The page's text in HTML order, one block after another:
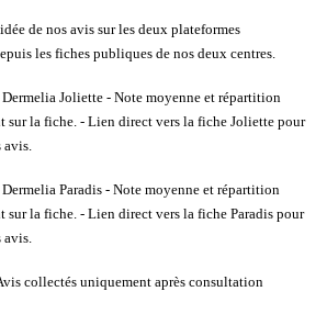
de nos avis sur les deux plateformes
les fiches publiques de nos deux centres.
Joliette - Note moyenne et répartition
sur la fiche. - Lien direct vers la fiche Joliette pour
avis.
Paradis - Note moyenne et répartition
sur la fiche. - Lien direct vers la fiche Paradis pour
avis.
collectés uniquement après consultation